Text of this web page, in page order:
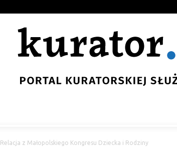
Relacja z Małopolskiego Kongresu Dziecka i Rodziny